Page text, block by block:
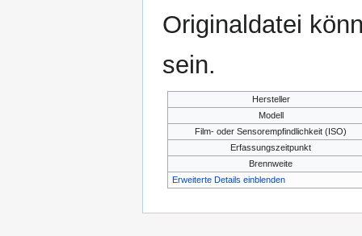
Originaldatei
sein.
Hersteller
Modell
Film- oder Sensorempfindlichkeit (ISO)
Erfassungszeitpunkt
Brennweite
Erweiterte Details einblenden